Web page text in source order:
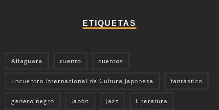
ETIQUETAS
Alfaguara cuento cuentos
Encuentro Internacional de Cultura Japonesa fantástico
género negro Japón Jazz Literatura